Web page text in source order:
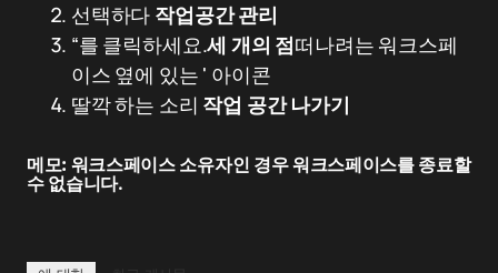
선택하다 작업공간 관리
“를 클릭하세요.세 개의 점떠나려는 워크스페
이스 옆에 있는 ' 아이콘
딸깍 하는 소리 작업 공간 나가기
메모: 워크스페이스 소유자인 경우 워크스페이스를 종료할
수 없습니다.